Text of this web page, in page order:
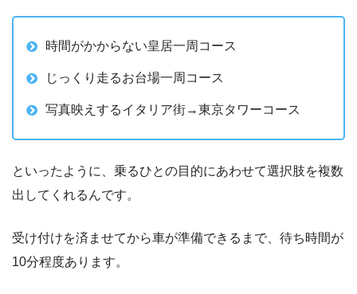
時間がかからない皇居一周コース
じっくり走るお台場一周コース
写真映えするイタリア街→東京タワーコース
といったように、乗るひとの目的にあわせて選択肢を複数
出してくれるんです。
受け付けを済ませてから車が準備できるまで、待ち時間が
10分程度あります。